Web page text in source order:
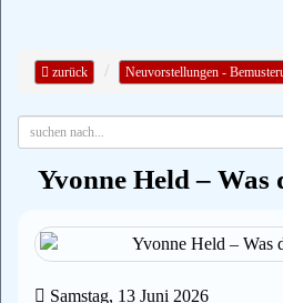
zurück Neuvorstellungen -
Yvonne Held – Was
Samstag, 13 Juni 2026